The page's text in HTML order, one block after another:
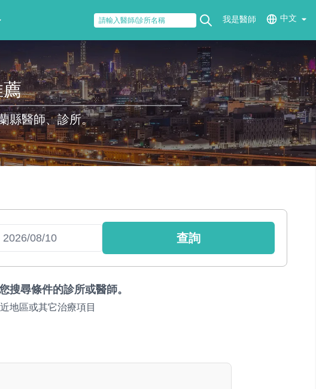
我是醫師 中文
縣醫師、診所。
查詢
搜尋條件的診所或醫師。
地區或其它治療項目